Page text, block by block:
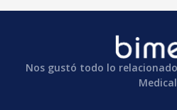
Nos gustó todo lo